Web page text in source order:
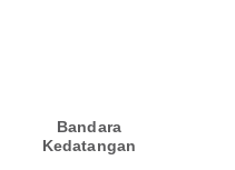
Bandara
Kedatangan